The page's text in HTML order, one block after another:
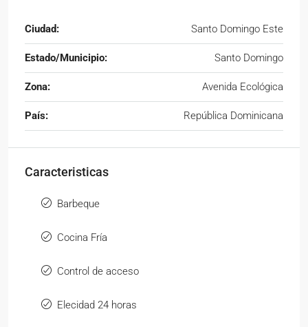
Ciudad: Santo Domingo Este
Estado/Municipio: Santo Domingo
Zona: Avenida Ecológica
País: República Dominicana
Caracteristicas
Barbeque
Cocina Fría
Control de acceso
Elecidad 24 horas